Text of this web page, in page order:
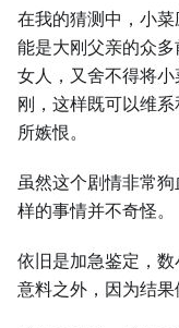
在我的猜测中，小
能是⼤刚父亲的众
女⼈，又舍不得将
刚，这样既可以维
所嫉恨。
虽然这个剧情非常
样的事情并不奇怪。
依旧是加急鉴定，
意料之外，因为结果